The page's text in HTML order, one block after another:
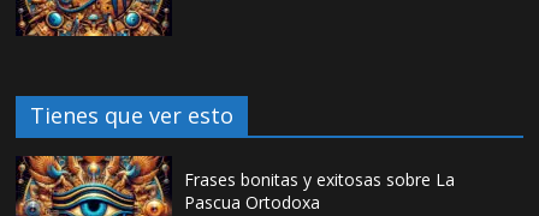
Tienes que ver esto
Frases bonitas y exitosas sobre La
Pascua Ortodoxa